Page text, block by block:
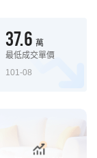
37.6 萬
最低成交單價
101-08